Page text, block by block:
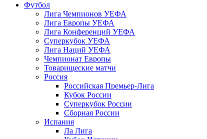
Футбол
Лига Чемпионов УЕФА
Лига Европы УЕФА
Лига Конференций УЕФА
Суперкубок УЕФА
Лига Наций УЕФА
Чемпионат Европы
Товарищеские матчи
Россия
Российская Премьер-Лига
Кубок России
Суперкубок России
Сборная России
Испания
Ла Лига